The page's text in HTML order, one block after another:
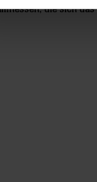
die sich